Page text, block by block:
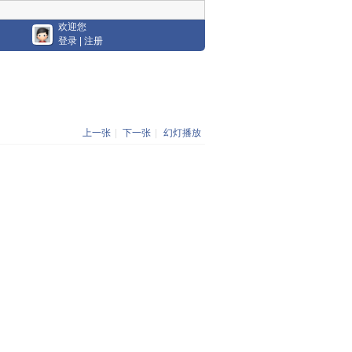
欢迎您
登录
注册
上一张 下一张 幻灯播放